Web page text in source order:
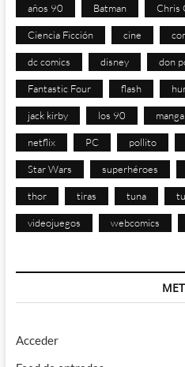
años 90 Batman Chris
Ciencia Ficción cine
dc comics disney don
Fantastic Four flash
jack kirby los 90 manga
netflix PC pollito
Star Wars superhéroes
thor tiras tuna
videojuegos webcomics
Acceder